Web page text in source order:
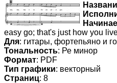
easy go; that's just how you
Для: гитары, фортепьяно и
Тональность: Ре минор
Формат: PDF
Тип графики: векторный
Страниц: 8